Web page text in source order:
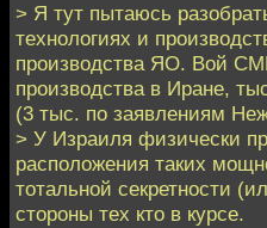
> Я тут пытаюсь
технологиях и
производства ЯО. Вой
производства в Иране,
(3 тыс. по заявлениям
> У Израиля физически
расположения таких
тотальной секретности
стороны тех кто в курсе.